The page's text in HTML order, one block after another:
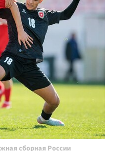
сборная России